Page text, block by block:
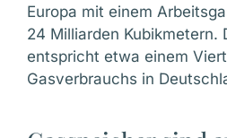
Europa mit einem
24 Milliarden Kubikmetern.
entspricht etwa einem
Gasverbrauchs in